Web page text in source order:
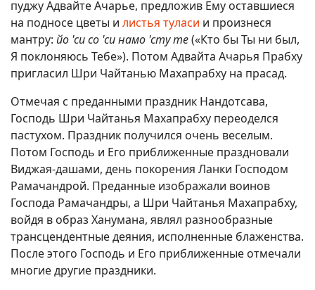
пуджу Адвайте Ачарье, предложив Ему оставшиеся
на подносе цветы и листья туласи и произнеся
мантру: йо 'си со 'си намо 'сту те(«Кто бы Ты ни был,
Я поклоняюсь Тебе»). Потом Адвайта Ачарья Прабху
пригласил Шри Чайтанью Махапрабху на прасад.
Отмечая с преданными праздник Нандотсава,
Господь Шри Чайтанья Махапрабху переоделся
пастухом. Праздник получился очень веселым.
Потом Господь и Его приближенные праздновали
Виджая-дашами, день покорения Ланки Господом
Рамачандрой. Преданные изображали воинов
Господа Рамачандры, а Шри Чайтанья Махапрабху,
войдя в образ Ханумана, являл разнообразные
трансцендентные деяния, исполненные блаженства.
После этого Господь и Его приближенные отмечали
многие другие праздники.